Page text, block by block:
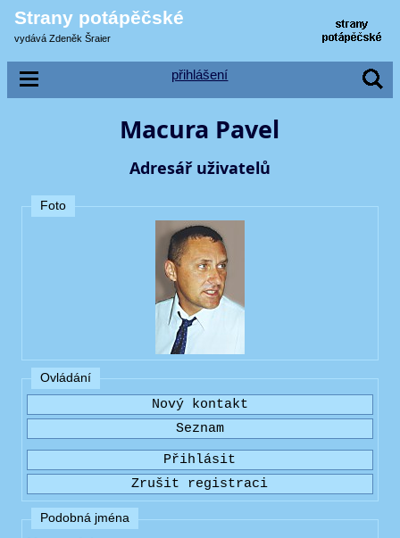
Strany potápěčské
vydává Zdeněk Šraier
přihlášení
Macura Pavel
Adresář uživatelů
Foto
Ovládání
Podobná jména